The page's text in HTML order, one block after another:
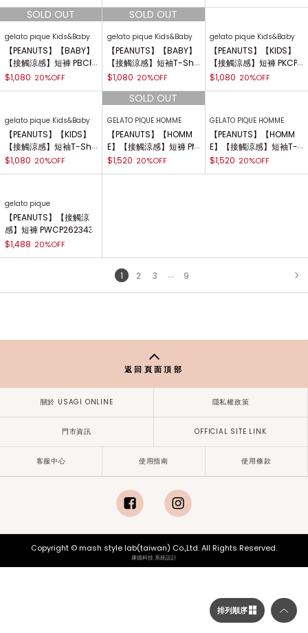
【UV CUT】3WAY垂墜
上衣 LWCT262065
$1,512 30%OFF
【HOMME】【接觸冷
感】Smoothie lite Coo
l Bear緹花Pique Chan
上衣 PMNT262933
$3,032 20%OFF
【UNISEX】【接觸冷
T-Shirt PUCT262255
$1,520 20%OFF
gelato pique
【UNISEX】【接觸冷
五分褲 PUFP262257
$1,848 20%OFF
gelato pique
【UNISEX】【接觸冷
感】HIGH CALORIE印花
襯衫 PUFT262256
$1,848 20%OFF
gelato pique Kids&Baby
【PEANUTS】【BABY】
O262494
$1,520 20%OFF
gelato pique Kids&Baby
【PEANUTS】【BABY】
262493
$1,080 20%OFF
gelato pique Kids&Baby
【PEANUTS】【BABY】
gelato pique Kids&Baby
【PEANUTS】【KIDS】
gelato pique Kids&Baby
【PEANUTS】【KIDS】
【PEANUTS】【HOMM
E】【接觸涼感】短褲 PM
CP262958
$1,520
【PEANUTS】【HOMM
E】【接觸涼感】短袖T-
【PEANUTS】【接觸涼
排列順序
返回頁面頂部
客服中心 使用指南 使用條款